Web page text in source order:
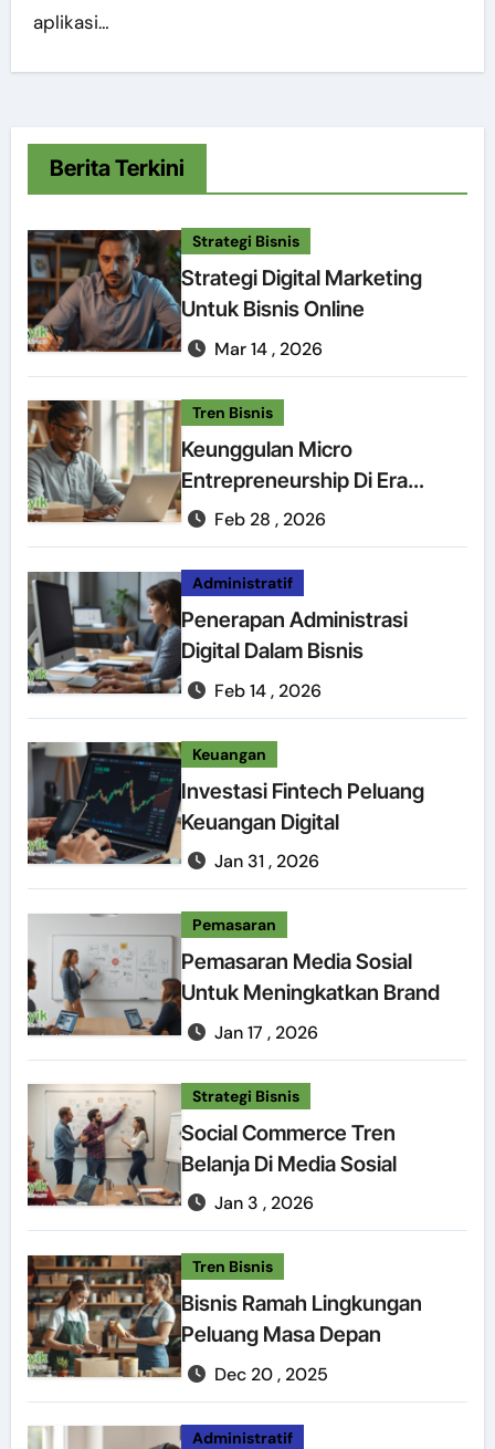
aplikasi…
Berita Terkini
Strategi Bisnis
Strategi Digital Marketing
Untuk Bisnis Online
Mar 14 , 2026
Tren Bisnis
Keunggulan Micro
Entrepreneurship Di Era
DigitalFeb 28 , 2026
Administratif
Penerapan Administrasi
Digital Dalam Bisnis
Feb 14 , 2026
Keuangan
Investasi Fintech Peluang
Keuangan Digital
Jan 31 , 2026
Pemasaran
Pemasaran Media Sosial
Untuk Meningkatkan Brand
Jan 17 , 2026
Strategi Bisnis
Social Commerce Tren
Belanja Di Media Sosial
Jan 3 , 2026
Tren Bisnis
Bisnis Ramah Lingkungan
Peluang Masa Depan
Dec 20 , 2025
Administratif